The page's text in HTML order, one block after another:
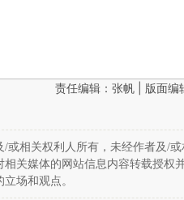
责任编辑：张帆 | 版面编
相关权利人所有，未经作者及/或
关媒体的网站信息内容转载授权
场和观点。